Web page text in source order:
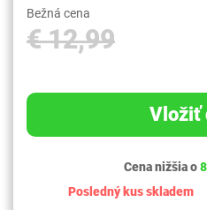
Bežná cena
€ 12,99
Vložiť
Cena nižšia o
Posledný kus skladem